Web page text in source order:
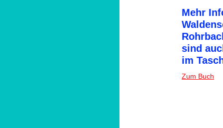
Mehr
sind
im
Zum Buch